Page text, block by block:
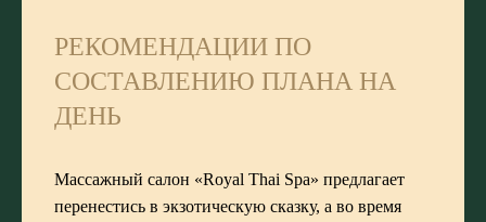
РЕКОМЕНДАЦИИ ПО
СОСТАВЛЕНИЮ ПЛАНА НА
ДЕНЬ
Массажный салон «Royal Thai Spa» предлагает
перенестись в экзотическую сказку, а во время